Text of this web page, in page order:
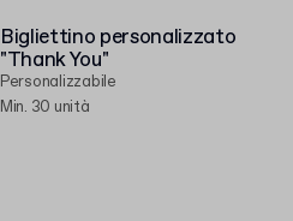
Bigliettino personalizzato
"Thank You"
Personalizzabile
Min. 30 unità